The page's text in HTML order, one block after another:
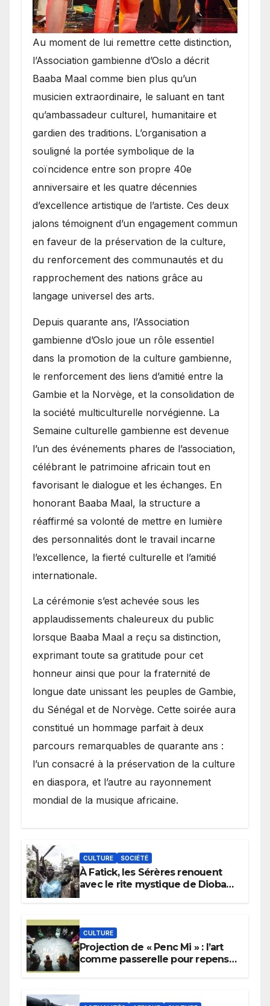
​Au moment de lui remettre cette distinction,
l’Association gambienne d’Oslo a décrit
Baaba Maal comme bien plus qu’un
musicien extraordinaire, le saluant en tant
qu’ambassadeur culturel, humanitaire et
gardien des traditions. L’organisation a
souligné la portée symbolique de la
coïncidence entre son propre 40e
anniversaire et les quatre décennies
d’excellence artistique de l’artiste. Ces deux
jalons témoignent d’un engagement commun
en faveur de la préservation de la culture,
du renforcement des communautés et du
rapprochement des nations grâce au
langage universel des arts.
​Depuis quarante ans, l’Association
gambienne d’Oslo joue un rôle essentiel
dans la promotion de la culture gambienne,
le renforcement des liens d’amitié entre la
Gambie et la Norvège, et la consolidation de
la société multiculturelle norvégienne. La
Semaine culturelle gambienne est devenue
l’un des événements phares de l’association,
célébrant le patrimoine africain tout en
favorisant le dialogue et les échanges. En
honorant Baaba Maal, la structure a
réaffirmé sa volonté de mettre en lumière
des personnalités dont le travail incarne
l’excellence, la fierté culturelle et l’amitié
internationale.
​La cérémonie s’est achevée sous les
applaudissements chaleureux du public
lorsque Baaba Maal a reçu sa distinction,
exprimant toute sa gratitude pour cet
honneur ainsi que pour la fraternité de
longue date unissant les peuples de Gambie,
du Sénégal et de Norvège. Cette soirée aura
constitué un hommage parfait à deux
parcours remarquables de quarante ans :
l’un consacré à la préservation de la culture
en diaspora, et l’autre au rayonnement
mondial de la musique africaine.
CULTURE SOCIÉTÉ
À Fatick, les Sérères renouent
avec le rite mystique de Diobaye
CULTURE
Projection de « Penc Mi » : l’art
comme passerelle pour repenser